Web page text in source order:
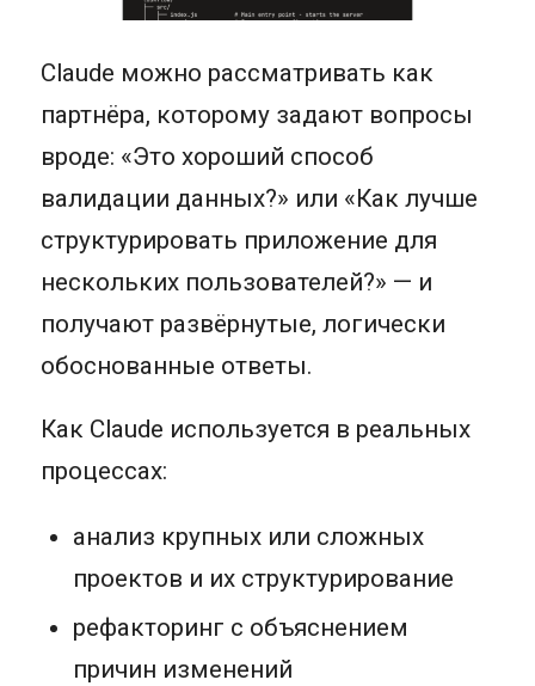
Claude можно рассматривать как
партнёра, которому задают вопросы
вроде: «Это хороший способ
валидации данных?» или «Как лучше
структурировать приложение для
нескольких пользователей?» — и
получают развёрнутые, логически
обоснованные ответы.
Как Claude используется в реальных
процессах:
анализ крупных или сложных
проектов и их структурирование
рефакторинг с объяснением
причин изменений